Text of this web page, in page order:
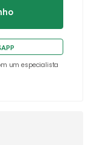
um especialista